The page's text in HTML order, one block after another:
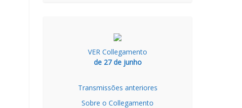
VER Collegamento
de 27 de junho
Transmissões anteriores
Sobre o Collegamento